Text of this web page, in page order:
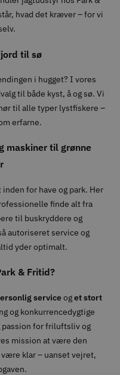
hvad det kræver – for vi
til sø
i hugget? I vores
til både kyst, å og sø. Vi
til alle typer lystfiskere –
erfarne.
maskiner til grønne
for have og park. Her
finde alt fra
til buskryddere og
autoriseret service og
yder optimalt.
& Fritid?
serviceoget stort
og konkurrencedygtige
passion for friluftsliv og
mission at være den
klar – uanset vejret,